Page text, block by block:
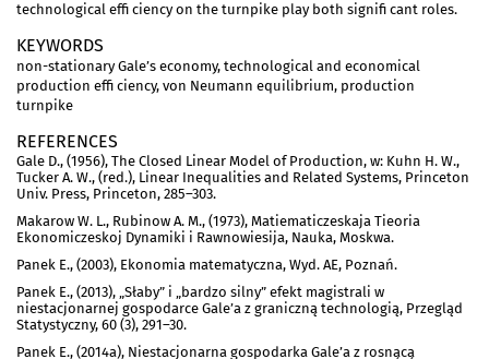
technological effi ciency on the turnpike play both signifi cant roles.
KEYWORDS
non-stationary Gale’s economy, technological and economical
production effi ciency, von Neumann equilibrium, production
turnpike
REFERENCES
Gale D., (1956), The Closed Linear Model of Production, w: Kuhn H. W.,
Tucker A. W., (red.), Linear Inequalities and Related Systems, Princeton
Univ. Press, Princeton, 285–303.
Makarow W. L., Rubinow A. M., (1973), Matiematiczeskaja Tieoria
Ekonomiczeskoj Dynamiki i Rawnowiesija, Nauka, Moskwa.
Panek E., (2003), Ekonomia matematyczna, Wyd. AE, Poznań.
Panek E., (2013), „Słaby” i „bardzo silny” efekt magistrali w
niestacjonarnej gospodarce Gale’a z graniczną technologią, Przegląd
Statystyczny, 60 (3), 291–30.
Panek E., (2014a), Niestacjonarna gospodarka Gale’a z rosnącą